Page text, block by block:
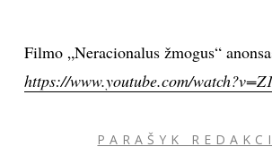
Filmo „Neracionalus žmogus“
https://www.youtube.com/
PARAŠYK